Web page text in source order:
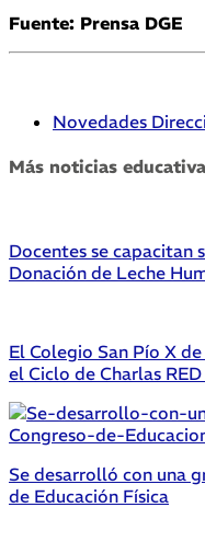
Fuente: Prensa DGE
Novedades
Más noticias
Docentes se capacitan
Donación de Leche
El Colegio San Pío X
el Ciclo de Charlas
Se desarrolló con una
de Educación Física